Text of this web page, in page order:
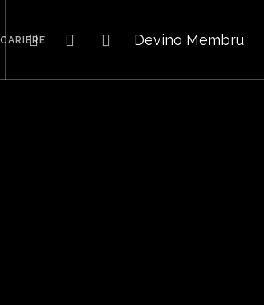
Devino Membru
CARIERE